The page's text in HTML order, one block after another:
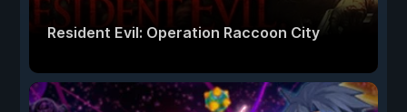
Resident Evil: Operation Raccoon City